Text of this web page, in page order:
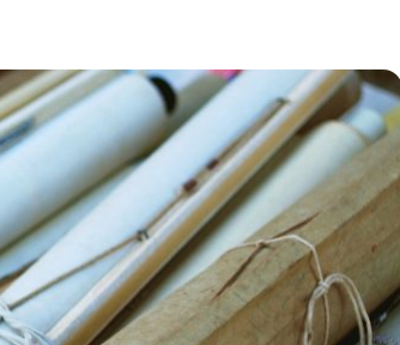
毛皮 宝石 金券